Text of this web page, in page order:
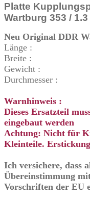
Platte
Wartburg 353 / 1.3
Neu Original DDR
Länge :
Breite :
Gewicht :
Durchmesser :
Warnhinweis :
Dieses Ersatzteil
eingebaut werden
Achtung: Nicht für
Kleinteile.
Ich versichere, dass
Übereinstimmung
Vorschriften der EU